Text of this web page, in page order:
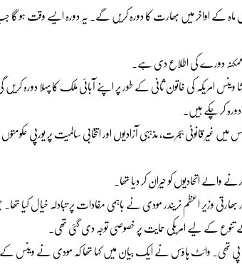
کے اواخر میں بھارت کا دورہ کریں گے۔ یہ دورہ ایسے وقت ہو گا
دورے کی اطلاع دی ہے۔
وینس امریکہ کی خاتون ثانی کے طور پر اپنے آبائی ملک کا پہلا دورہ
کر چکے ہیں۔
قانونی ہجرت، مذہبی آزادیوں اور انتخابی سالمیت پر یورپی
اتحادیوں کو حیران کر دیا تھا۔
وزیر اعظم نریندر مودی نے باہمی مفادات پر تبادلہ خیال کیا
تنوع کے لیے امریکی حمایت پر خصوصی توجہ دی گئی تھی۔
تھی۔ وائٹ ہاؤس نے ایک بیان میں کہا تھا کہ مودی نے وینس کے